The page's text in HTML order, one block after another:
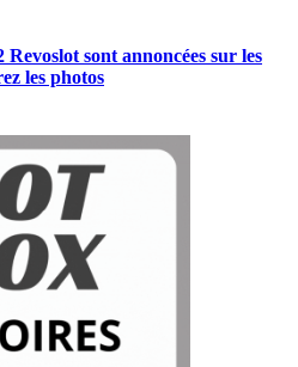
sont annoncées sur les
les photos